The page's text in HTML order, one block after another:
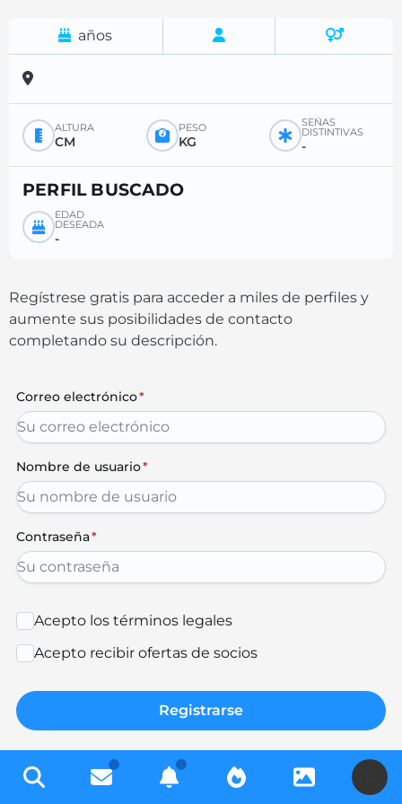
años
ALTURA
CM
PESO
KG
SEÑAS
DISTINTIVAS
-
PERFIL BUSCADO
EDAD
DESEADA
-
Regístrese gratis para acceder a miles de perfiles y
aumente sus posibilidades de contacto
completando su descripción.
Correo electrónico*
Nombre de usuario*
Contraseña*
Acepto los términos legales
Acepto recibir ofertas de socios
Registrarse